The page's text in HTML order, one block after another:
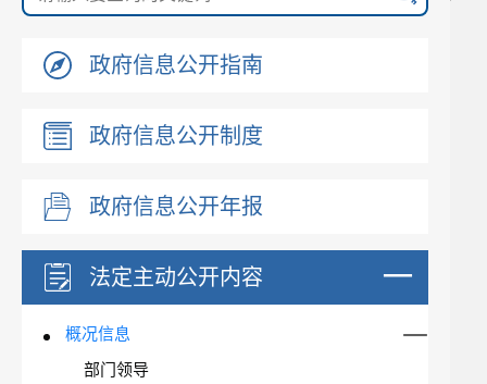
政府信息公开指南
政府信息公开制度
政府信息公开年报
法定主动公开内容
概况信息
部门领导